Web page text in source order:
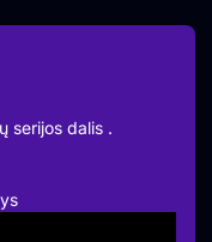
serijos dalis .